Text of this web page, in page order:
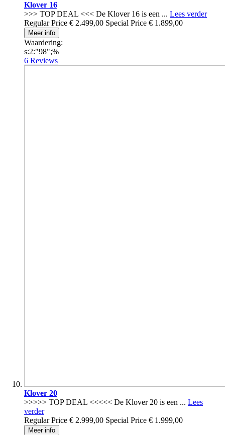
Klover 16
>>> TOP DEAL <<< De Klover 16 is een ... Lees verder
Regular Price € 2.499,00 Special Price € 1.899,00
Meer info
Waardering:
s:2:"98";%
6 Reviews
Klover 20
>>>>> TOP DEAL <<<<< De Klover 20 is een ... Lees
verder
Regular Price € 2.999,00 Special Price € 1.999,00
Meer info